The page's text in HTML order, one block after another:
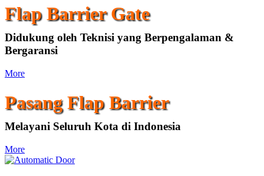
Flap Barrier Gate
Didukung oleh Teknisi yang Berpengalaman &
Bergaransi
More
Pasang Flap Barrier
Melayani Seluruh Kota di Indonesia
More